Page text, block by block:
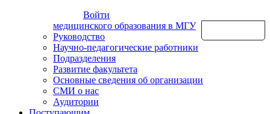
Войти
медицинского образования в МГУ
Руководство
Научно-педагогические работники
Подразделения
Развитие факультета
Основные сведения об организации
СМИ о нас
Аудитории